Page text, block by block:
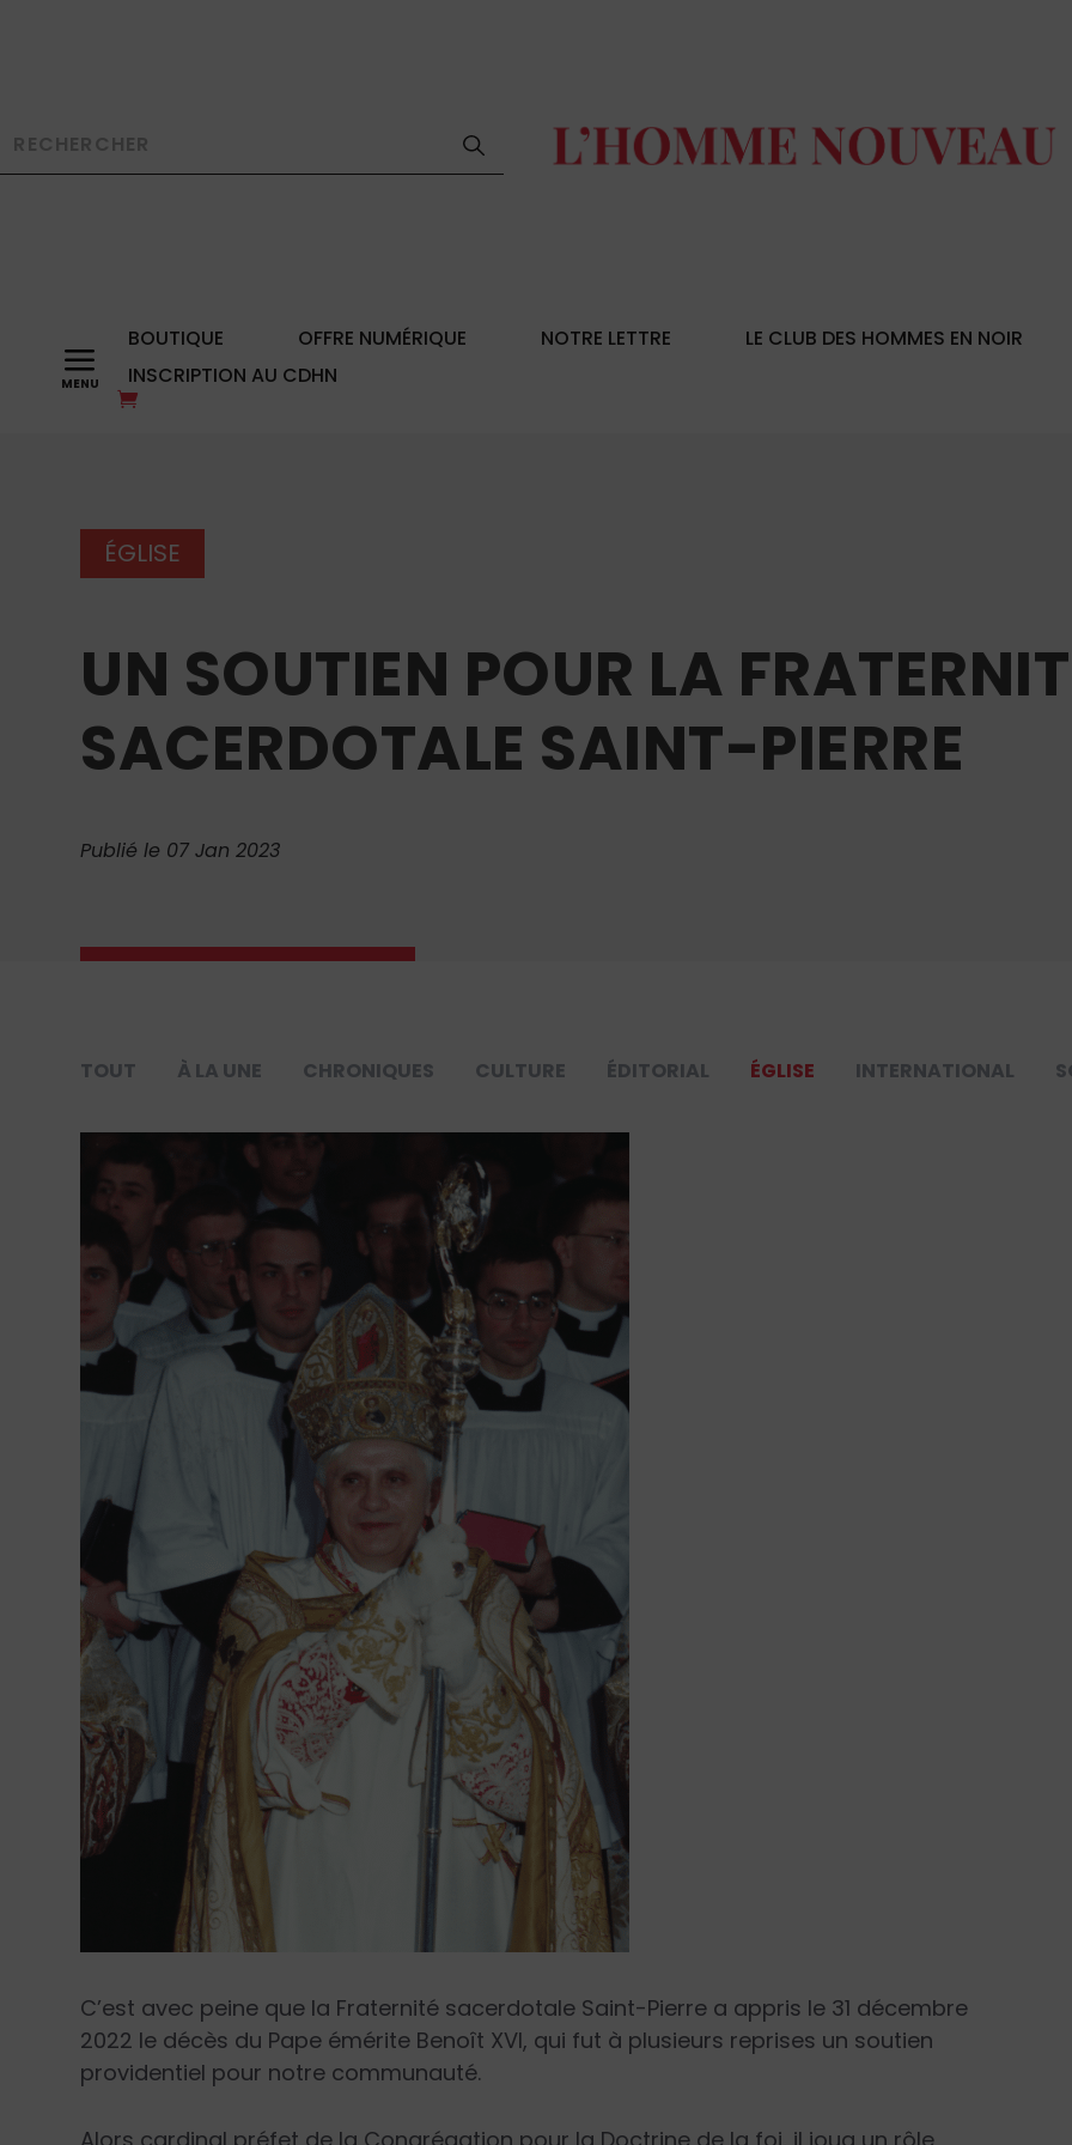
a BOUTIQUE OFFRE NUMÉRIQUE NOTRE LETTRE LE CLUB DES HOMMES EN NOIR
INSCRIPTION AU CDHN
ÉGLISE
UN SOUTIEN POUR LA
SACERDOTALE SAINT-PIERRE
Publié le 07 Jan 2023
TOUT À LA UNE CHRONIQUES CULTURE ÉDITORIAL ÉGLISE INTERNATIONAL
C’est avec peine que la Fraternité sacerdotale Saint-Pierre a appris le 31 décembre
2022 le décès du Pape émérite Benoît XVI, qui fut à plusieurs reprises un soutien
providentiel pour notre communauté.